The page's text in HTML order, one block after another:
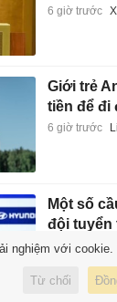
6 giờ trước
Giới trẻ
tiền để đi
6 giờ trước
Một số
đội tuyển
Nam
6 giờ trước
nghiệm với cookie.
Từ chối